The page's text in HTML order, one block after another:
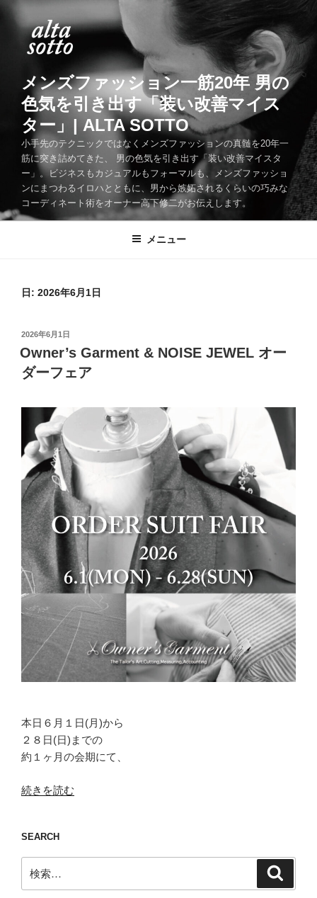
メンズファッション一筋20年 男の
色気を引き出す「装い改善マイス
ター」| ALTA SOTTO
小手先のテクニックではなくメンズファッションの真髄を20年一
筋に突き詰めてきた、 男の色気を引き出す「装い改善マイスタ
ー」。ビジネスもカジュアルもフォーマルも、メンズファッショ
ンにまつわるイロハとともに、男から嫉妬されるくらいの巧みな
コーディネート術をオーナー高下修二がお伝えします。
メニュー
日: 2026年6月1日
投
稿
日:
2026年6月1日
Owner’s Garment & NOISE JEWEL オー
ダーフェア
本日６月１日(月)から
２８日(日)までの
約１ヶ月の会期にて、
“Owner’s
NOISE
JEWEL
オ
ー
続きを読む
SEARCH
索: